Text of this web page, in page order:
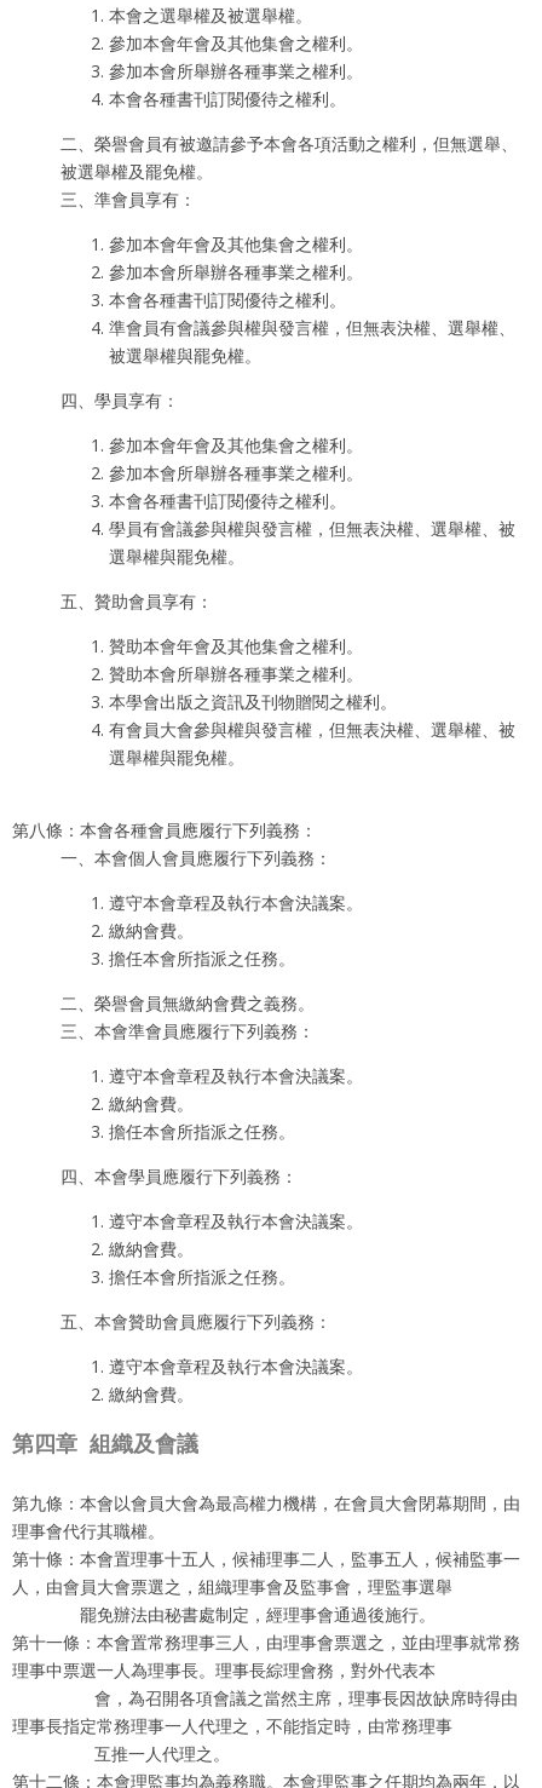
本會之選舉權及被選舉權。
參加本會年會及其他集會之權利。
參加本會所舉辦各種事業之權利。
本會各種書刊訂閱優待之權利。
二、榮譽會員有被邀請參予本會各項活動之權利，但無選舉、
被選舉權及罷免權。
三、準會員享有：
參加本會年會及其他集會之權利。
參加本會所舉辦各種事業之權利。
本會各種書刊訂閱優待之權利。
準會員有會議參與權與發言權，但無表決權、選舉權、
被選舉權與罷免權。
四、學員享有：
參加本會年會及其他集會之權利。
參加本會所舉辦各種事業之權利。
本會各種書刊訂閱優待之權利。
學員有會議參與權與發言權，但無表決權、選舉權、被
選舉權與罷免權。
五、贊助會員享有：
贊助本會年會及其他集會之權利。
贊助本會所舉辦各種事業之權利。
本學會出版之資訊及刊物贈閱之權利。
有會員大會參與權與發言權，但無表決權、選舉權、被
選舉權與罷免權。
第八條：本會各種會員應履行下列義務：
一、本會個人會員應履行下列義務：
遵守本會章程及執行本會決議案。
繳納會費。
擔任本會所指派之任務。
二、榮譽會員無繳納會費之義務。
三、本會準會員應履行下列義務：
遵守本會章程及執行本會決議案。
繳納會費。
擔任本會所指派之任務。
四、本會學員應履行下列義務：
遵守本會章程及執行本會決議案。
繳納會費。
擔任本會所指派之任務。
五、本會贊助會員應履行下列義務：
遵守本會章程及執行本會決議案。
繳納會費。
第四章 組織及會議
第九條：本會以會員大會為最高權力機構，在會員大會閉幕期間，由
理事會代行其職權。
第十條：本會置理事十五人，候補理事二人，監事五人，候補監事一
人，由會員大會票選之，組織理事會及監事會，理監事選舉
罷免辦法由秘書處制定，經理事會通過後施行。
第十一條：本會置常務理事三人，由理事會票選之，並由理事就常務
理事中票選一人為理事長。理事長綜理會務，對外代表本
會，為召開各項會議之當然主席，理事長因故缺席時得由
理事長指定常務理事一人代理之，不能指定時，由常務理事
互推一人代理之。
第十二條：本會理監事均為義務職。本會理監事之任期均為兩年，以